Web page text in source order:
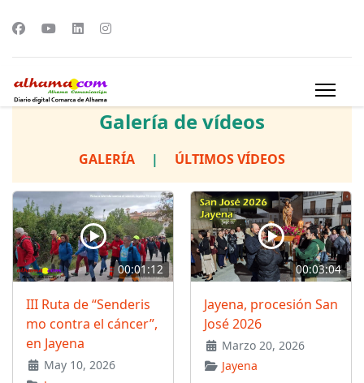
Galería de vídeos
GALERÍA | ÚLTIMOS VÍDEOS
00:01:12
III Ruta de “Senderis
mo contra el cáncer”,
en Jayena
May 10, 2026
00:03:04
Jayena, procesión San
José 2026
Marzo 20, 2026
Jayena